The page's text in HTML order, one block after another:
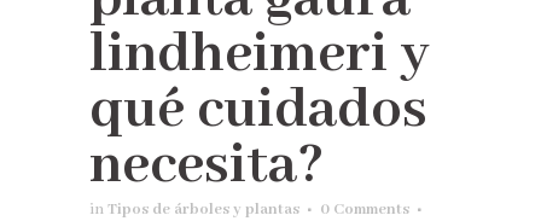
lindheimeri y
qué cuidados
necesita?
inTipos de árboles y plantas
0 Comments